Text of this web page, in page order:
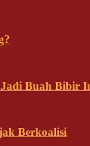
Buah Bibir
Berkoalisi